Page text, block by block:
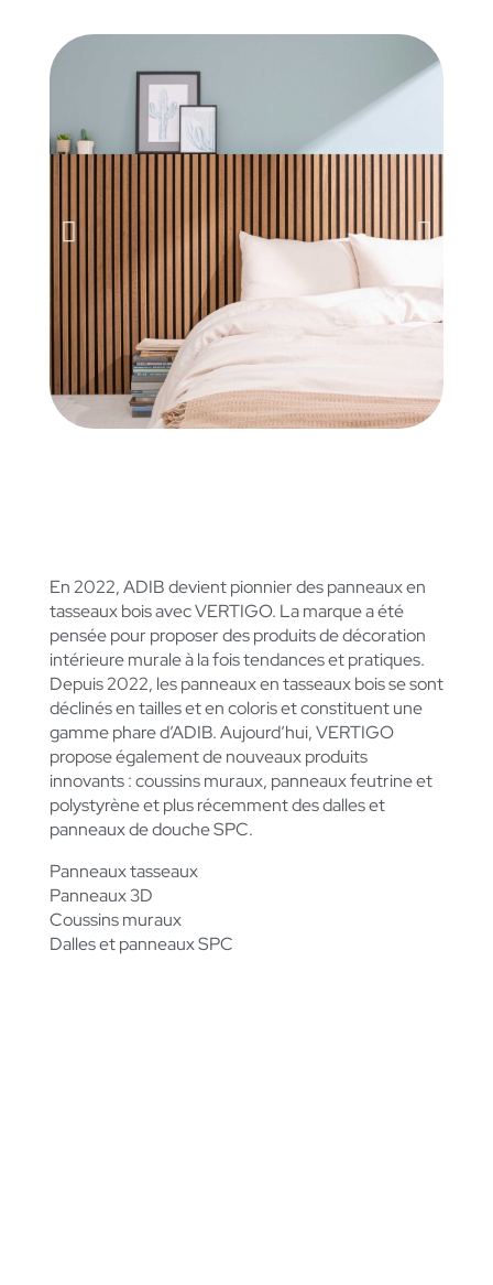
En 2022, ADIB devient pionnier des panneaux en
tasseaux bois avec VERTIGO. La marque a été
pensée pour proposer des produits de décoration
intérieure murale à la fois tendances et pratiques.
Depuis 2022, les panneaux en tasseaux bois se sont
déclinés en tailles et en coloris et constituent une
gamme phare d’ADIB. Aujourd’hui, VERTIGO
propose également de nouveaux produits
innovants : coussins muraux, panneaux feutrine et
polystyrène et plus récemment des dalles et
panneaux de douche SPC.
Panneaux tasseaux
Panneaux 3D
Coussins muraux
Dalles et panneaux SPC